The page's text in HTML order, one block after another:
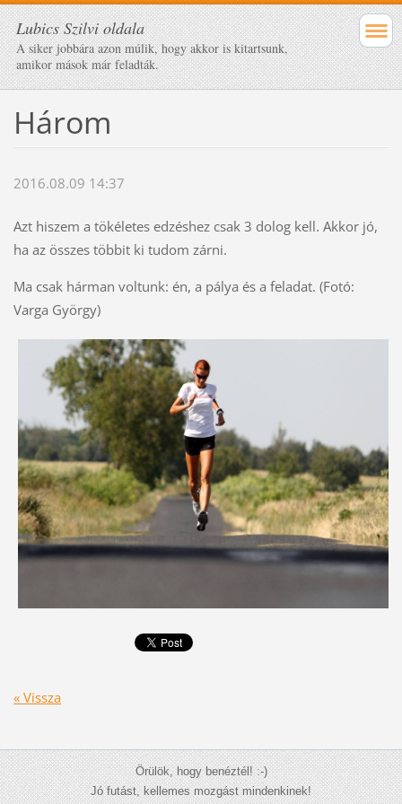
Lubics Szilvi oldala
A siker jobbára azon múlik, hogy akkor is kitartsunk,
amikor mások már feladták.
Három
2016.08.09 14:37
Azt hiszem a tökéletes edzéshez csak 3 dolog kell. Akkor jó,
ha az összes többit ki tudom zárni.
Ma csak hárman voltunk: én, a pálya és a feladat. (Fotó:
Varga György)
« Vissza
Örülök, hogy benéztél! :-)
Jó futást, kellemes mozgást mindenkinek!